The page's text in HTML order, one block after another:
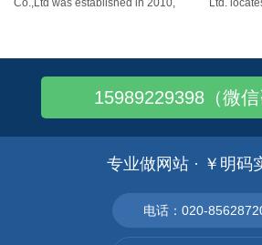
sector agrícola, llantas para
reached over 5GW installation
solar inverters with high efficiency.
steel,
silver
such as
15989229398（微信
专业做网站 · ￥明码
电话：020-